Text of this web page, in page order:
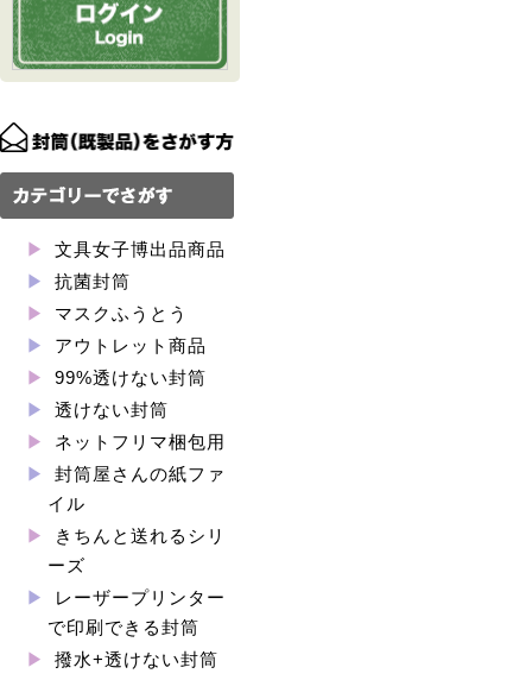
文具女子博出品商品
抗菌封筒
マスクふうとう
アウトレット商品
99%透けない封筒
透けない封筒
ネットフリマ梱包用
封筒屋さんの紙ファ
イル
きちんと送れるシリ
ーズ
レーザープリンター
で印刷できる封筒
撥水+透けない封筒